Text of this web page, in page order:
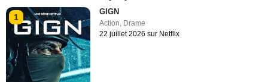
1
GIGN
Action, Drame
22 juillet 2026 sur Netflix